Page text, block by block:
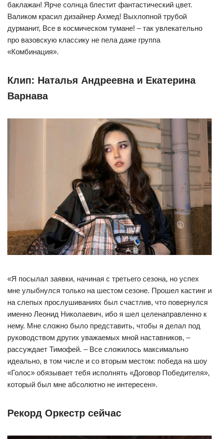
баклажан! Ярче солнца блестит фантастический цвет.
Валиком красил дизайнер Ахмед! Выхлопной трубой
дурманит, Все в космическом тумане! – так увлекательно
про вазовскую классику не пела даже группа
«Комбинация».
Клип: Наталья Андреевна и Екатерина
Варнава
«Я посылал заявки, начиная с третьего сезона, но успех
мне улыбнулся только на шестом сезоне. Прошел кастинг и
на слепых прослушиваниях был счастлив, что повернулся
именно Леонид Николаевич, ибо я шел целенаправленно к
нему. Мне сложно было представить, чтобы я делал под
руководством других уважаемых мной наставников, –
рассуждает Тимофей. – Все сложилось максимально
идеально, в том числе и со вторым местом: победа на шоу
«Голос» обязывает тебя исполнять «Договор Победителя»,
который был мне абсолютно не интересен».
Рекорд Оркестр сейчас